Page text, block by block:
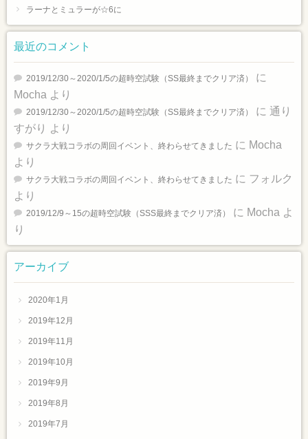
ラーナとミュラーが☆6に
最近のコメント
2019/12/30～2020/1/5の超時空試験（SS最終までクリア済）
に
Mocha より
2019/12/30～2020/1/5の超時空試験（SS最終までクリア済） に 通り
すがり より
サクラ大戦コラボの周回イベント、終わらせてきました に Mocha
より
サクラ大戦コラボの周回イベント、終わらせてきました に フォルク
より
2019/12/9～15の超時空試験（SSS最終までクリア済） に Mocha よ
り
アーカイブ
2020年1月
2019年12月
2019年11月
2019年10月
2019年9月
2019年8月
2019年7月